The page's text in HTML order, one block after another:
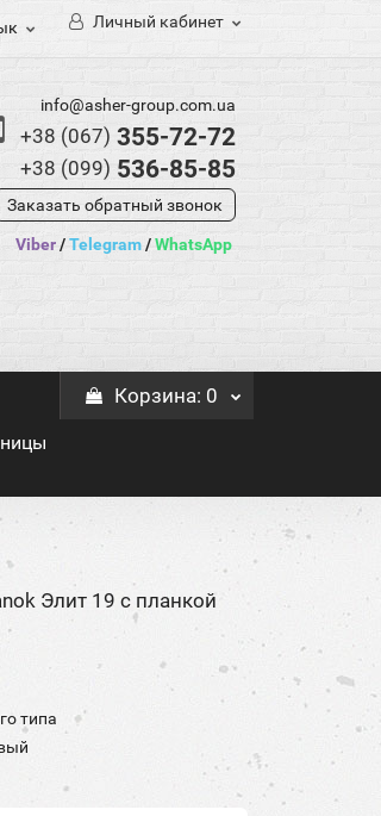
Личный кабинет
info@asher-group.com.ua
+38 (067) 355-72-72
+38 (099) 536-85-85
Заказать обратный звонок
Viber/Telegram/WhatsApp
Корзина: 0
Элит 19 с планкой
типа